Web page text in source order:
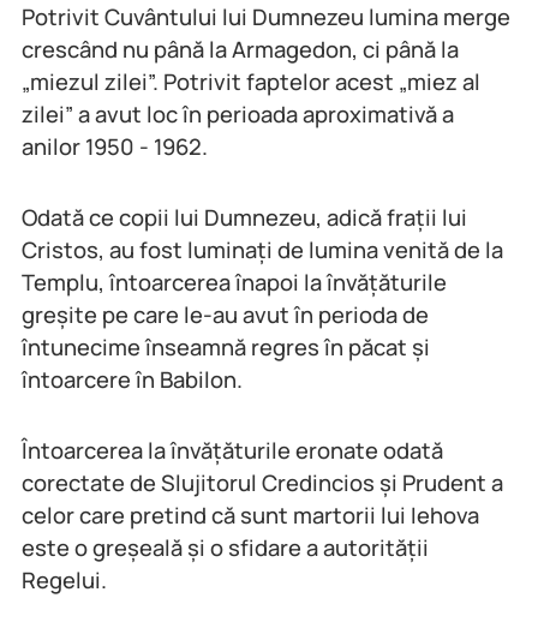
Potrivit Cuvântului lui Dumnezeu lumina merge
crescând nu până la Armagedon, ci până la
„miezul zilei”. Potrivit faptelor acest „miez al
zilei” a avut loc în perioada aproximativă a
anilor 1950 - 1962.
Odată ce copii lui Dumnezeu, adică frații lui
Cristos, au fost luminați de lumina venită de la
Templu, întoarcerea înapoi la învățăturile
greșite pe care le-au avut în perioda de
întunecime înseamnă regres în păcat și
întoarcere în Babilon.
Întoarcerea la învățăturile eronate odată
corectate de Slujitorul Credincios și Prudent a
celor care pretind că sunt martorii lui Iehova
este o greșeală și o sfidare a autorității
Regelui.